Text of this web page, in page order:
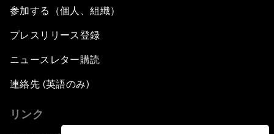
参加する（個人、組織）
プレスリリース登録
ニュースレター購読
連絡先 (英語のみ)
リンク